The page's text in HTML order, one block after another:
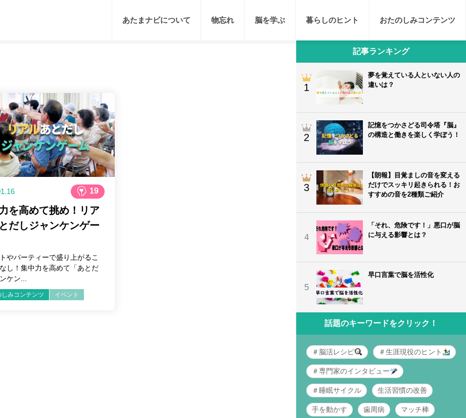
あたまナビについて 物忘れ 脳を学ぶ 暮らしのヒント おたのしみコンテンツ
19
を高めて挑め！リア
だしジャンケンゲー
やパーティーで盛り上がるこ
し！集中力を高めて「あとだ
ケン...
しみコンテンツ イベント
記事ランキング
1
夢を覚えている人といない人の
違いは？
2
記憶をつかさどる司令塔『脳』
の構造と働きを楽しく学ぼう！
3
【朗報】目覚ましの音を変える
だけでスッキリ起きられる！お
すすめの音を2種類ご紹介
4
「それ、危険です！」悪口が脳
に与える影響とは？
5
早口言葉で脳を活性化
話題のキーワードをクリック！
＃脳活レシピ ＃生涯現役のヒント
＃専門家のインタビュー
＃睡眠サイクル 生活習慣の改善
手を動かす 歯周病 マッチ棒